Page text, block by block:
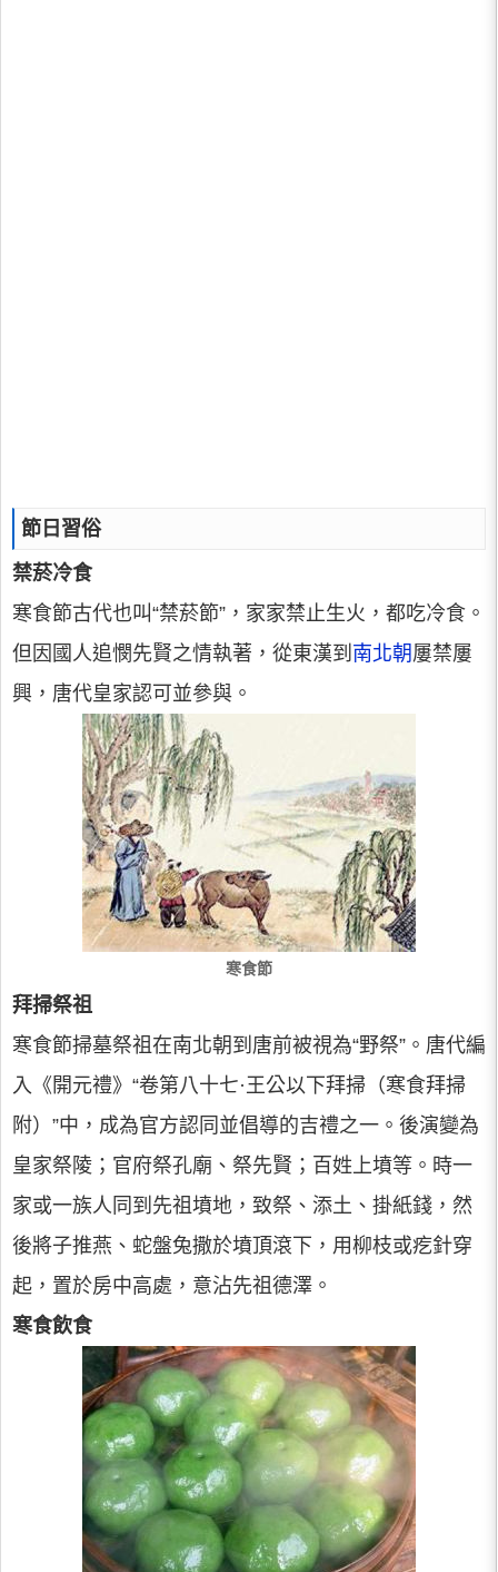
節日習俗
禁菸冷食
寒食節古代也叫“禁菸節”，家家禁止生火，都吃冷食。
但因國人追憫先賢之情執著，從東漢到 南北朝屢禁屢
興，唐代皇家認可並參與。
寒食節
拜掃祭祖
寒食節掃墓祭祖在南北朝到唐前被視為“野祭”。唐代編
入《開元禮》“卷第八十七·王公以下拜掃（寒食拜掃
附）”中，成為官方認同並倡導的吉禮之一。後演變為
皇家祭陵；官府祭孔廟、祭先賢；百姓上墳等。時一
家或一族人同到先祖墳地，致祭、添土、掛紙錢，然
後將子推燕、蛇盤兔撒於墳頂滾下，用柳枝或疙針穿
起，置於房中高處，意沾先祖德澤。
寒食飲食